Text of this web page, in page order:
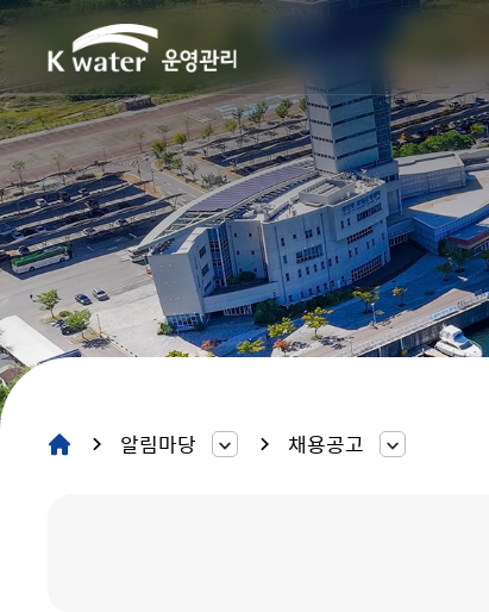
알림마당 채용공고